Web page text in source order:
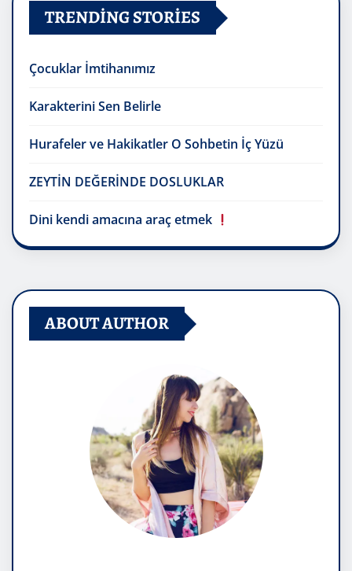
TRENDING STORIES
Çocuklar İmtihanımız
Karakterini Sen Belirle
Hurafeler ve Hakikatler O Sohbetin İç Yüzü
ZEYTİN DEĞERİNDE DOSLUKLAR
Dini kendi amacına araç etmek
ABOUT AUTHOR